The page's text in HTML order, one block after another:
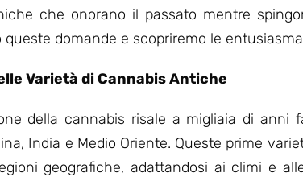
che onorano il passato mentre
queste domande e scopriremo le
Varietà di Cannabis Antiche
della cannabis risale a migliaia di
India e Medio Oriente. Queste prime
geografiche, adattandosi ai climi e